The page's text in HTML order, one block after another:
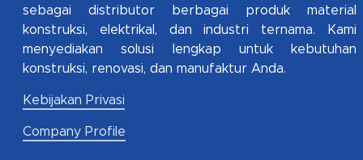
sebagai distributor berbagai produk material
konstruksi, elektrikal, dan industri ternama. Kami
menyediakan solusi lengkap untuk kebutuhan
konstruksi, renovasi, dan manufaktur Anda.
Kebijakan Privasi
Company Profile